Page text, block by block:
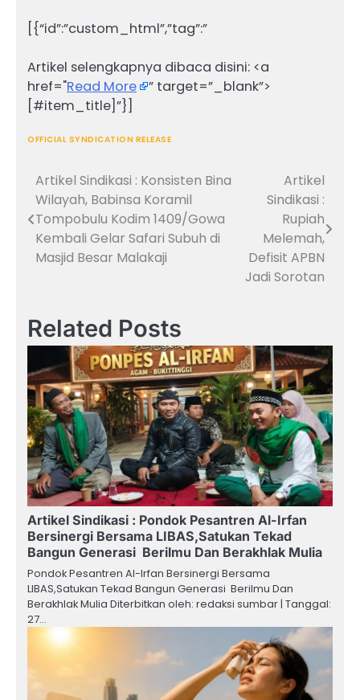
[{“id”:”custom_html”,”tag”:”
Artikel selengkapnya dibaca disini: <a
href="Read More
” target=”_blank”>
[#item_title]”}]
OFFICIAL SYNDICATION RELEASE
Navigasi
pos
Artikel Sindikasi : Konsisten Bina
Wilayah, Babinsa Koramil
Tompobulu Kodim 1409/Gowa
Kembali Gelar Safari Subuh di
Masjid Besar Malakaji
Artikel
Sindikasi :
Rupiah
Melemah,
Defisit APBN
Jadi Sorotan
Related Posts
Artikel Sindikasi : Pondok Pesantren Al-Irfan
Bersinergi Bersama LIBAS,Satukan Tekad
Bangun Generasi Berilmu Dan Berakhlak Mulia
Pondok Pesantren Al-Irfan Bersinergi Bersama
LIBAS,Satukan Tekad Bangun Generasi Berilmu Dan
Berakhlak Mulia Diterbitkan oleh: redaksi sumbar | Tanggal:
27…